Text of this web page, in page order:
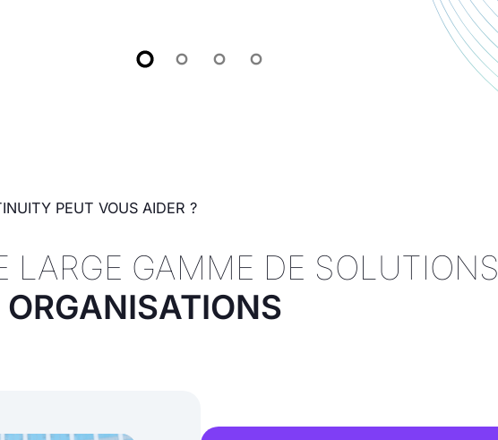
PEUT VOUS AIDER ?
LARGE GAMME DE SOLUTIONS